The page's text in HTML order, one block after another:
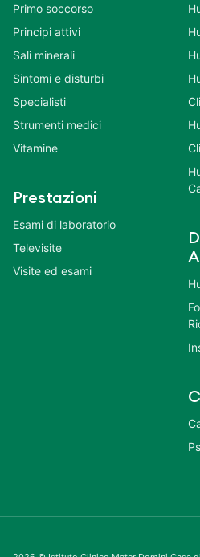
Primo soccorso
Principi attivi
Sali minerali
Sintomi e disturbi
Specialisti
Strumenti medici
Vitamine
Prestazioni
Esami di laboratorio
Televisite
Visite ed esami